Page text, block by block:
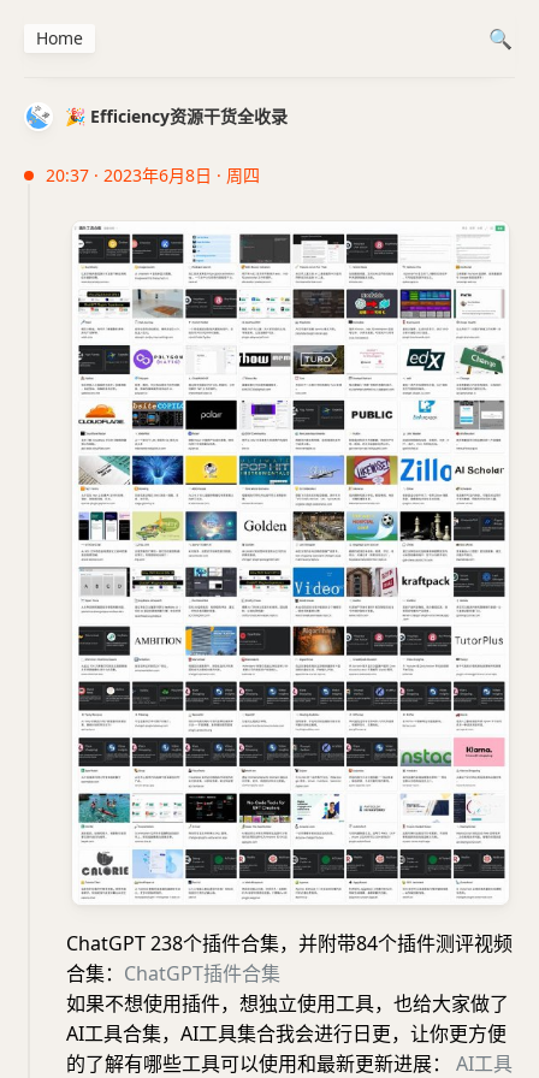
🎉 Efficiency资源干货全收录
20:37 · 2023年6月8日 · 周四
ChatGPT 238个插件合集，并附带84个插件测评视频
合集： ChatGPT插件合集
如果不想使用插件，想独立使用工具，也给大家做了
AI工具合集，AI工具集合我会进行日更，让你更方便
的了解有哪些工具可以使用和最新更新进展： AI工具
Home